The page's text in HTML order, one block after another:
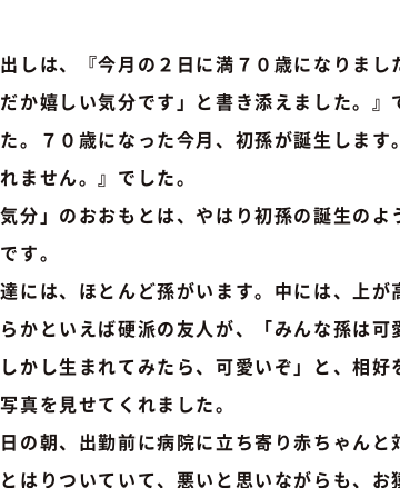
しは、『今月の２日に満７０歳になりま
か嬉しい気分です」と書き添えました。
。７０歳になった今月、初孫が誕生しま
ません。』でした。
分」のおおもとは、やはり初孫の誕生のよ
す。
には、ほとんど孫がいます。中には、上が
かといえば硬派の友人が、「みんな孫は
かし生まれてみたら、可愛いぞ」と、相
真を見せてくれました。
の朝、出勤前に病院に立ち寄り赤ちゃんと
はりついていて、悪いと思いながらも、